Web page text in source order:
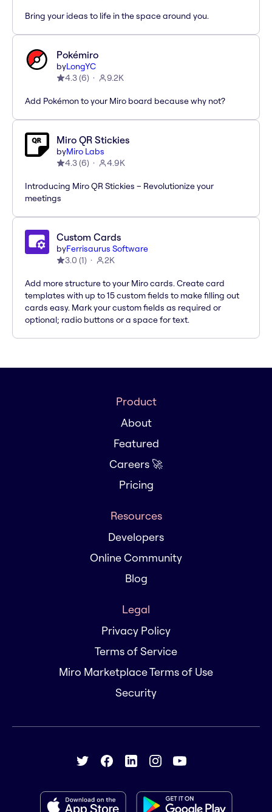
Bring your ideas to life in the space around you.
Pokémiro
byLongYC
4.3(6) 9.2K
Add Pokémon to your Miro board because why not?
Miro QR Stickies
byMiro Labs
4.3(6) 4.9K
Introducing Miro QR Stickies – Revolutionize your
meetings
Custom Cards
byFerrisaurus Software
3.0 (1) 2K
Add more structure to your Miro cards. Create card
templates with up to 15 custom fields to make filling out
cards easy. Mark your custom fields as required or
optional; radio buttons or a space for text.
Product
About
Featured
Careers 🚀
Pricing
Resources
Developers
Online Community
Blog
Legal
Privacy Policy
Terms of Service
Miro Marketplace Terms of Use
Security